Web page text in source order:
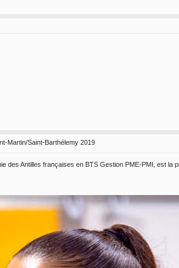
Martin/Saint-Barthélemy 2019
des Antilles françaises en BTS Gestion PME-PMI, est